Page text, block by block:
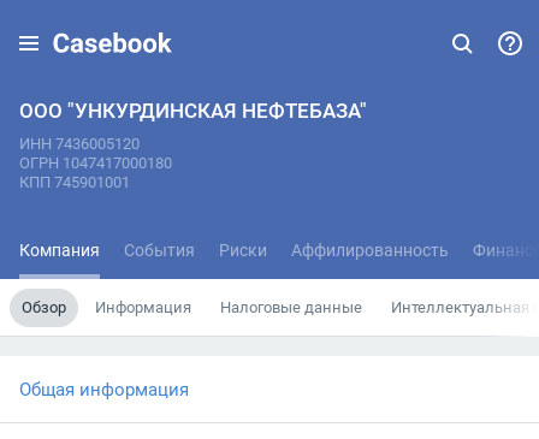
ООО "УНКУРДИНСКАЯ НЕФТЕБАЗА"
ИНН 7436005120
ОГРН 1047417000180
КПП 745901001
Компания События Риски Аффилированность
Обзор Информация Налоговые данные Интеллектуальная
Общая информация